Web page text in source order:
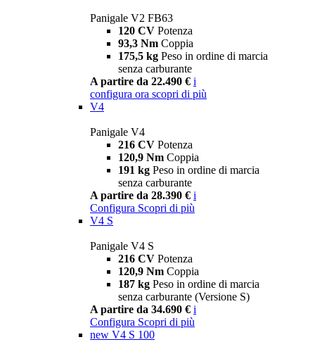
Panigale V2 FB63
120 CV Potenza
93,3 Nm Coppia
175,5 kg Peso in ordine di marcia
senza carburante
A partire da 22.490 € i
configura ora scopri di più
V4
Panigale V4
216 CV Potenza
120,9 Nm Coppia
191 kg Peso in ordine di marcia
senza carburante
A partire da 28.390 € i
Configura Scopri di più
V4 S
Panigale V4 S
216 CV Potenza
120,9 Nm Coppia
187 kg Peso in ordine di marcia
senza carburante (Versione S)
A partire da 34.690 € i
Configura Scopri di più
new V4 S 100